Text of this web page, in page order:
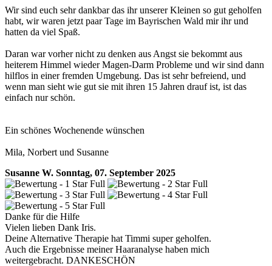
Wir sind euch sehr dankbar das ihr unserer Kleinen so gut geholfen
habt, wir waren jetzt paar Tage im Bayrischen Wald mir ihr und
hatten da viel Spaß.
Daran war vorher nicht zu denken aus Angst sie bekommt aus
heiterem Himmel wieder Magen-Darm Probleme und wir sind dann
hilflos in einer fremden Umgebung. Das ist sehr befreiend, und
wenn man sieht wie gut sie mit ihren 15 Jahren drauf ist, ist das
einfach nur schön.
Ein schönes Wochenende wünschen
Mila, Norbert und Susanne
Susanne W. Sonntag, 07. September 2025
Danke für die Hilfe
Vielen lieben Dank Iris.
Deine Alternative Therapie hat Timmi super geholfen.
Auch die Ergebnisse meiner Haaranalyse haben mich
weitergebracht. DANKESCHÖN